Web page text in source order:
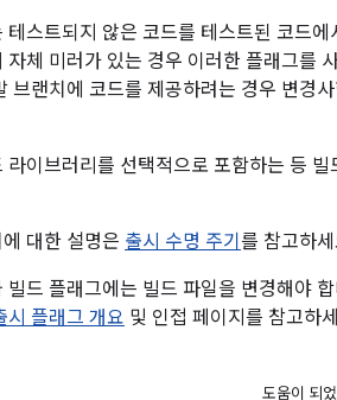
테스트되지 않은 코드를 테스트된 코드
자체 미러가 있는 경우 이러한 플래그를
브랜치에 코드를 제공하려는 경우 변경
라이브러리를 선택적으로 포함하는 등
대한 설명은 출시 수명 주기 를 참고하
빌드 플래그에는 빌드 파일을 변경해야
시 플래그 개요 및 인접 페이지를 참고하
도움이 되